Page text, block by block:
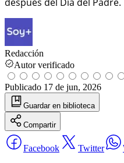
Redacción
Autor verificado
Publicado 17 de jun, 2026
Guardar en biblioteca
Compartir
Facebook Twitter